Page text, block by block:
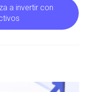
a invertir con